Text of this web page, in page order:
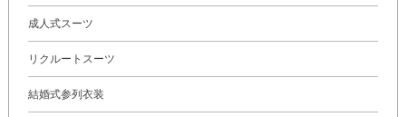
成人式スーツ
リクルートスーツ
結婚式参列衣装